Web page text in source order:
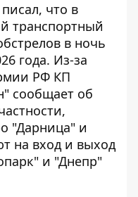
что в
транспортный
в ночь
года. Из-за
РФ КП
сообщает об
"Дарница" и
на вход и выход
и "Днепр"